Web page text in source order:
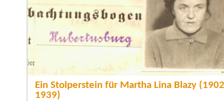
Ein Stolperstein für Martha Lina Blazy
1939)